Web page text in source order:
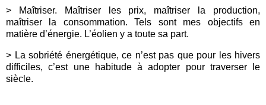
> Maîtriser. Maîtriser les prix, maîtriser la production,
maîtriser la consommation. Tels sont mes objectifs en
matière d’énergie. L’éolien y a toute sa part.
> La sobriété énergétique, ce n’est pas que pour les hivers
difficiles, c’est une habitude à adopter pour traverser le
siècle.